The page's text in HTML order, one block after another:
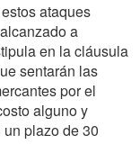
ataques
a
en la cláusula
sentarán las
por el
alguno y
plazo de 30